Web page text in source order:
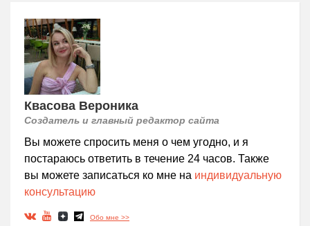
Квасова Вероника
Создатель и главный редактор сайта
Вы можете спросить меня о чем угодно, и я
постараюсь ответить в течение 24 часов. Также
вы можете записаться ко мне на индивидуальную
консультацию
Обо мне >>